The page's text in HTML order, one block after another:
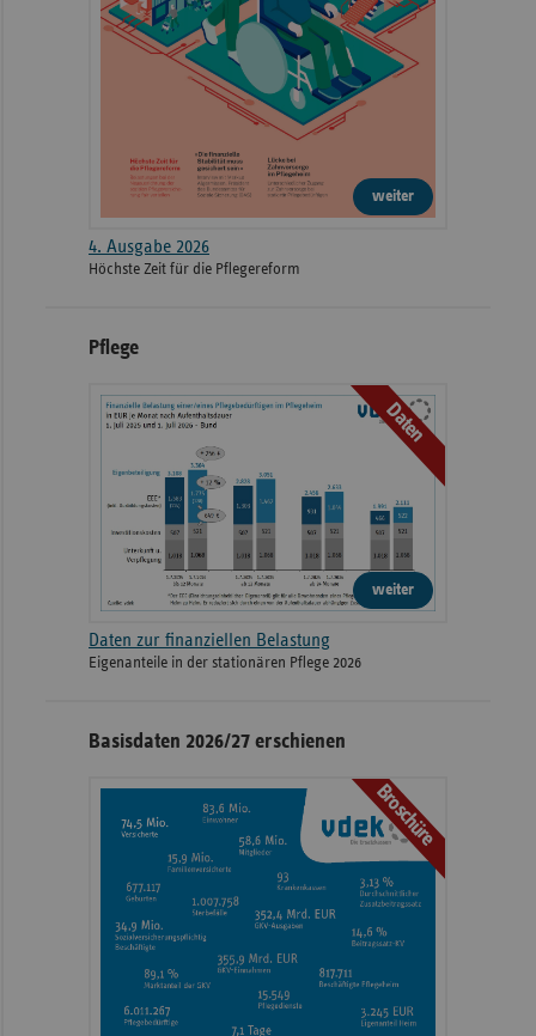
weiter
4. Ausgabe 2026
Höchste Zeit für die Pflegereform
Pflege
Daten
weiter
Daten zur finanziellen Belastung
Eigenanteile in der stationären Pflege 2026
Basisdaten 2026/27 erschienen
Broschüre